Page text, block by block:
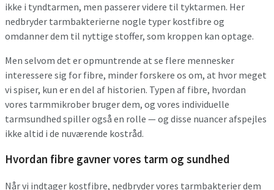
ikke i tyndtarmen, men passerer videre til tyktarmen. Her
nedbryder tarmbakterierne nogle typer kostfibre og
omdanner dem til nyttige stoffer, som kroppen kan optage.
Men selvom det er opmuntrende at se flere mennesker
interessere sig for fibre, minder forskere os om, at hvor meget
vi spiser, kun er en del af historien. Typen af fibre, hvordan
vores tarmmikrober bruger dem, og vores individuelle
tarmsundhed spiller også en rolle — og disse nuancer afspejles
ikke altid i de nuværende kostråd.
Hvordan fibre gavner vores tarm og sundhed
Når vi indtager kostfibre, nedbryder vores tarmbakterier dem